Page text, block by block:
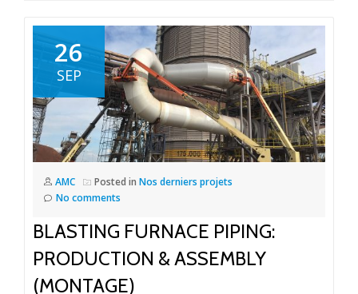
26
SEP
AMC Posted in Nos derniers projets
No comments
BLASTING FURNACE PIPING:
PRODUCTION & ASSEMBLY
(MONTAGE)